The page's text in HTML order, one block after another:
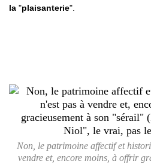
la "plaisanterie".
Non, le patrimoine affectif et
vendre et, encore moins, à offrir